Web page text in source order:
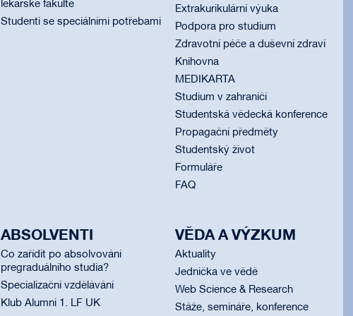
lékařské fakultě
Studenti se speciálními potřebami
Extrakurikulární výuka
Podpora pro studium
Zdravotní péče a duševní zdraví
Knihovna
MEDIKARTA
Studium v zahraničí
Studentská vědecká konference
Propagační předměty
Studentský život
Formuláře
FAQ
ABSOLVENTI
Co zařídit po absolvování
pregraduálního studia?
Specializační vzdělávání
Klub Alumni 1. LF UK
VĚDA A VÝZKUM
Aktuality
Jednička ve vědě
Web Science & Research
Stáže, semináře, konference